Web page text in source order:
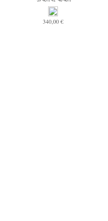
340,00 €